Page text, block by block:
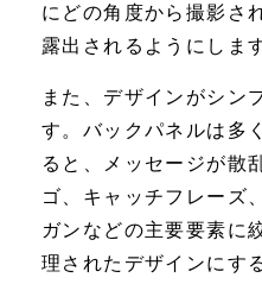
にどの角度から撮影さ
露出されるようにしま
また、デザインがシン
す。バックパネルは多
ると、メッセージが散
ゴ、キャッチフレーズ
ガンなどの主要要素に
理されたデザインにす